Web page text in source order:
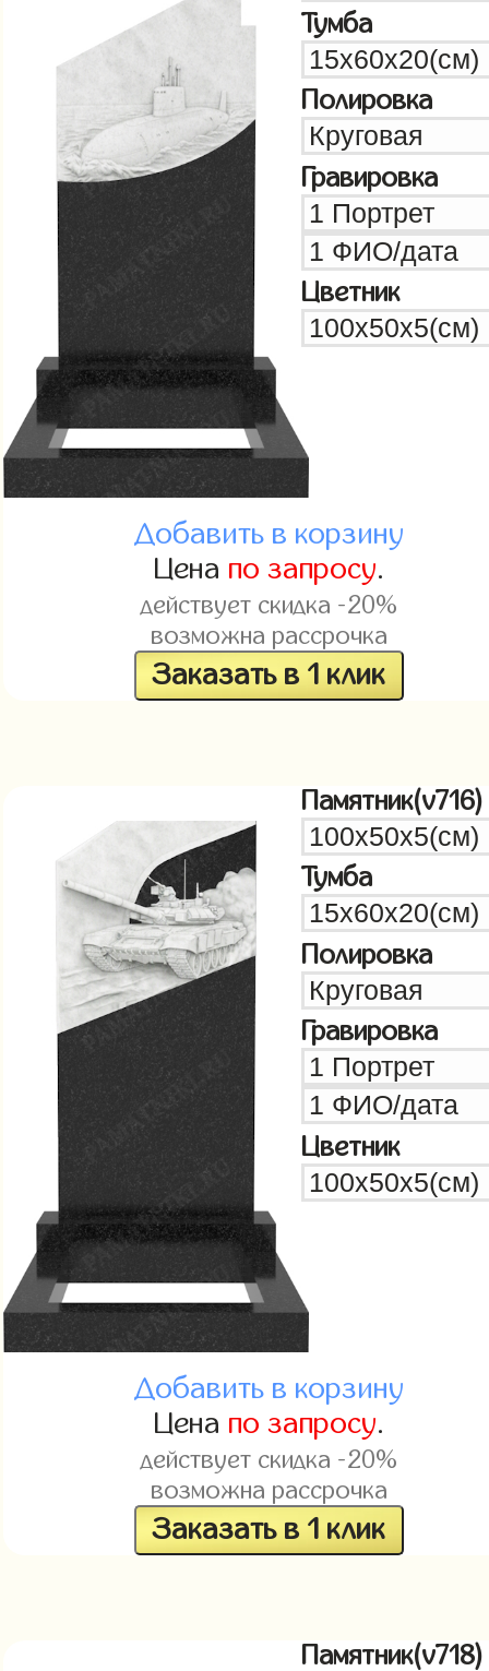
Тумба
Полировка
Гравировка
Цветник
Добавить в корзину
Цена по запросу.
действует скидка -20%
возможна рассрочка
Заказать в 1 клик
Памятник(v716)
Тумба
Полировка
Гравировка
Цветник
Добавить в корзину
Цена по запросу.
действует скидка -20%
возможна рассрочка
Заказать в 1 клик
Памятник(v718)